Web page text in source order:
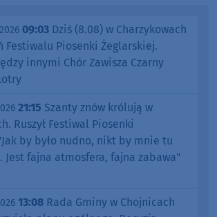
09:03 Dziś (8.08) w Charzykowach
Festiwalu Piosenki Żeglarskiej.
innymi Chór Zawisza Czarny
21:15 Szanty znów królują w
Ruszył Festiwal Piosenki
by było nudno, nikt by mnie tu
Jest fajna atmosfera, fajna zabawa"
13:08 Rada Gminy w Chojnicach